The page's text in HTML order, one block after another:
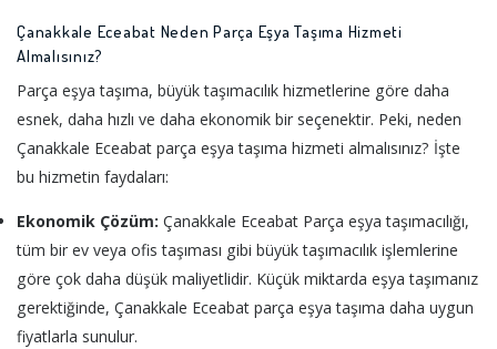
Çanakkale Eceabat Neden Parça Eşya Taşıma Hizmeti
Almalısınız?
Parça eşya taşıma, büyük taşımacılık hizmetlerine göre daha
esnek, daha hızlı ve daha ekonomik bir seçenektir. Peki, neden
Çanakkale Eceabat parça eşya taşıma hizmeti almalısınız? İşte
bu hizmetin faydaları:
Ekonomik Çözüm: Çanakkale Eceabat Parça eşya taşımacılığı,
tüm bir ev veya ofis taşıması gibi büyük taşımacılık işlemlerine
göre çok daha düşük maliyetlidir. Küçük miktarda eşya taşımanız
gerektiğinde, Çanakkale Eceabat parça eşya taşıma daha uygun
fiyatlarla sunulur.